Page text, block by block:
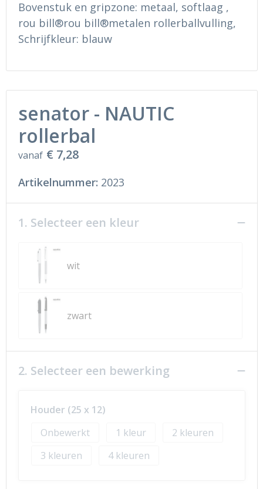
Ondergoed en Sokken
Regenkleding
Schoenen
Hoofdbescherming
Gehoorbescherming
Ademhalingsbescherming
Sokken en Nachtkleding
Regenkleding
Gilets
Bovenstuk en gripzone: metaal, softlaag ,
rou bill®rou bill®metalen rollerballvulling,
Schrijfkleur: blauw
senator - NAUTIC
rollerbal
vanaf € 7,28
Artikelnummer: 2023
1. Selecteer een kleur
wit
zwart
2. Selecteer een bewerking
Houder (25 x 12)
Onbewerkt
1
2
3
4